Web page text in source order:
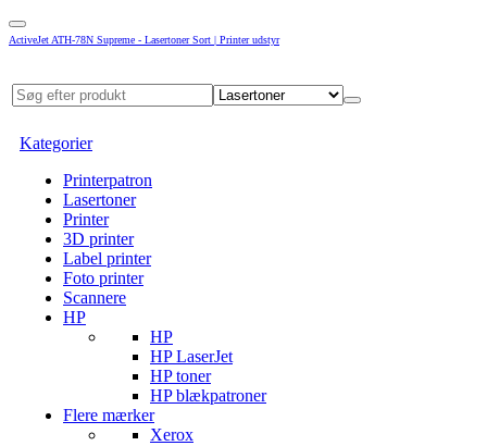
ActiveJet ATH-78N Supreme - Lasertoner Sort | Printer udstyr
Kategorier
Printerpatron
Lasertoner
Printer
3D printer
Label printer
Foto printer
Scannere
HP
HP
HP LaserJet
HP toner
HP blækpatroner
Flere mærker
Xerox